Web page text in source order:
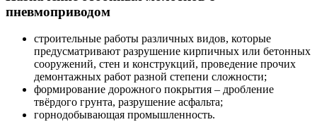
пневмоприводом
строительные работы различных видов, которые
предусматривают разрушение кирпичных или бетонных
сооружений, стен и конструкций, проведение прочих
демонтажных работ разной степени сложности;
формирование дорожного покрытия – дробление
твёрдого грунта, разрушение асфальта;
горнодобывающая промышленность.